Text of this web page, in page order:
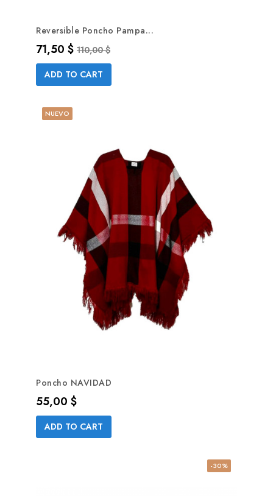
Reversible Poncho Pampa...
Precio
71,50 $Precio base
110,00 $
ADD TO CART
NUEVO
Poncho NAVIDAD
Precio
55,00 $
ADD TO CART
-30%